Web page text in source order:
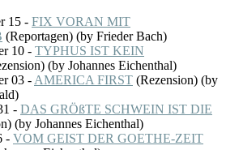
15 - FIX VORAN MIT
(Reportagen) (by Frieder Bach)
10 - TYPHUS IST KEIN
) (by Johannes Eichenthal)
03 - AMERICA FIRST (Rezension) (by
- DAS GRÖßTE SCHWEIN IST DIE
) (by Johannes Eichenthal)
- VOM GEIST DER GOETHE-ZEIT